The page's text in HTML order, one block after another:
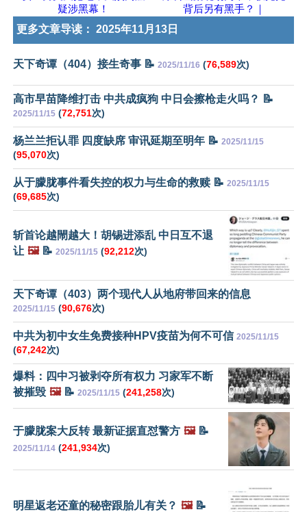
疑涉黑幕！
背后另有黑手？｜
更多文章导读： 2025年11月13日
天下奇谭（404）接生奇事 📝 2025/11/16 (76,589次)
高市早苗降维打击 中共成疯狗 中日会擦枪走火吗？ 📝
2025/11/15 (72,751次)
杨兰兰拒认罪 四度缺席 审讯延期至明年 📝 2025/11/15
(95,070次)
从于朦胧事件看失控的权力与生命的救赎 📝 2025/11/15
(69,685次)
斩首论越閙越大！胡锡进添乱 中日互不退
让 🖼️📝 2025/11/15 (92,212次)
天下奇谭（403）两个现代人从地府带回来的信息
2025/11/15 (90,676次)
中共为初中女生免费接种HPV疫苗为何不可信 2025/11/15
(67,242次)
爆料：四中习被剥夺所有权力 习家军不断
被摧毁 🖼️📝 2025/11/15 (241,258次)
于朦胧案大反转 最新证据直怼警方 🖼️📝
2025/11/14 (241,934次)
明星返老还童的秘密跟胎儿有关？ 🖼️📝